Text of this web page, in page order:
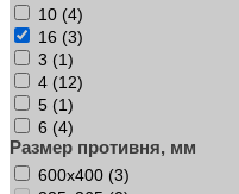
10 (4)
16 (3)
3 (1)
4 (12)
5 (1)
6 (4)
Размер противня, мм
600х400 (3)